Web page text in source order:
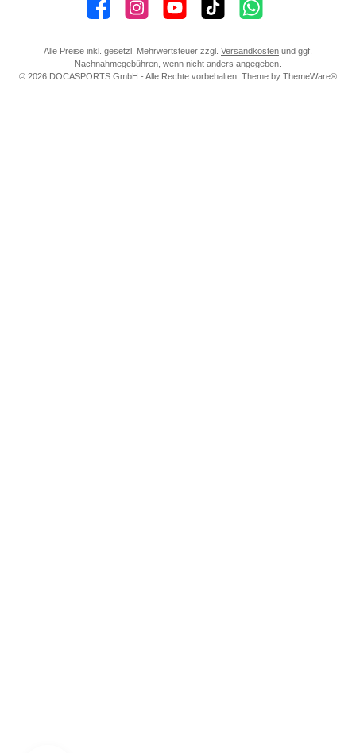
👍 4.500 Gefällt mir📸 38.000 Follower📺 20 Abonnenten🎵1.800 FollowerKanal abonnieren
Alle Preise inkl. gesetzl. Mehrwertsteuer zzgl. Versandkosten und ggf.
Nachnahmegebühren, wenn nicht anders angegeben.
© 2026 DOCASPORTS GmbH - Alle Rechte vorbehalten. Theme by ThemeWare®